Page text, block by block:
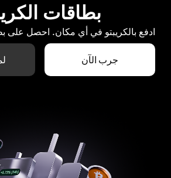
بطاقات
ادفع بالكريبتو في أي مكان. احصل على
جرب الآن